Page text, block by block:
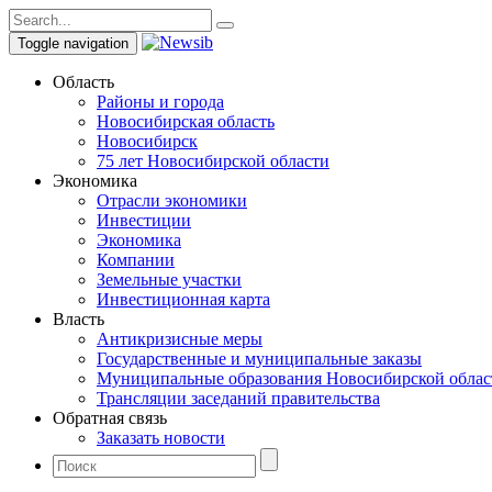
Toggle navigation
Область
Районы и города
Новосибирская область
Новосибирск
75 лет Новосибирской области
Экономика
Отрасли экономики
Инвестиции
Экономика
Компании
Земельные участки
Инвестиционная карта
Власть
Антикризисные меры
Государственные и муниципальные заказы
Муниципальные образования Новосибирской
Трансляции заседаний правительства
Обратная связь
Заказать новости